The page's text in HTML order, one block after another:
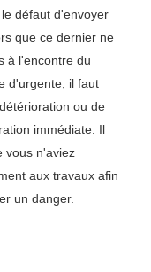
défaut d'envoyer
que ce dernier ne
à l'encontre du
d'urgente, il faut
ou de
immédiate. Il
vous n'aviez
aux travaux afin
un danger.